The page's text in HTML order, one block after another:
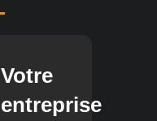
Votre
entreprise